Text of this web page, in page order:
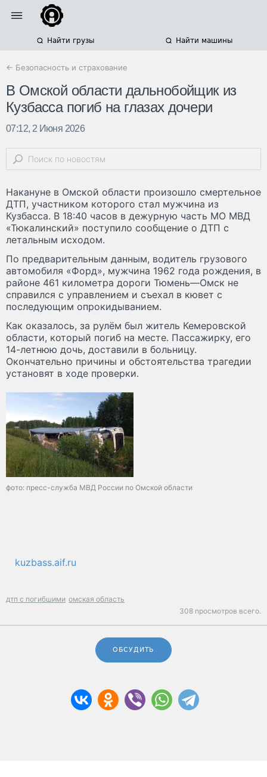
Найти грузы Найти машины
← Безопасность и страхование
В Омской области дальнобойщик из
Кузбасса погиб на глазах дочери
07:12, 2 Июня 2026
Накануне в Омской области произошло смертельное
ДТП, участником которого стал мужчина из
Кузбасса. В 18:40 часов в дежурную часть МО МВД
«Тюкалинский» поступило сообщение о ДТП с
летальным исходом.
По предварительным данным, водитель грузового
автомобиля «Форд», мужчина 1962 года рождения, в
районе 461 километра дороги Тюмень—Омск не
справился с управлением и съехал в кювет с
последующим опрокидыванием.
Как оказалось, за рулём был житель Кемеровской
области, который погиб на месте. Пассажирку, его
14-летнюю дочь, доставили в больницу.
Окончательно причины и обстоятельства трагедии
установят в ходе проверки.
фото: пресс-служба МВД России по Омской области
kuzbass.aif.ru
дтп с погибшими омская область
308 просмотров всего.
ОБСУДИТЬ